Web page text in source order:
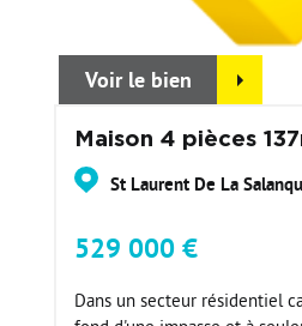
Voir le bien
Maison 4 pièces
St Laurent De La
529 000 €
Dans un secteur résidentiel